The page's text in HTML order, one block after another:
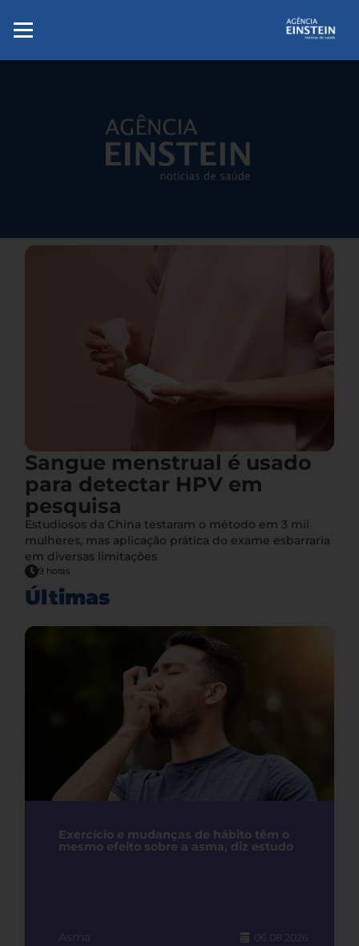
Sangue menstrual é usado
para detectar HPV em
pesquisa
Estudiosos da China testaram o método em 3 mil
mulheres, mas aplicação prática do exame esbarraria
em diversas limitações
9 horas
Últimas
Exercício e mudanças de hábito têm o
mesmo efeito sobre a asma, diz estudo
Asma 06.08.2026